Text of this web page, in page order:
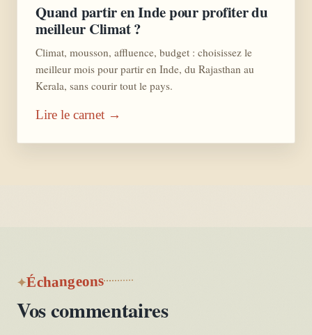
Quand partir en Inde pour profiter du
meilleur Climat ?
Climat, mousson, affluence, budget : choisissez le
meilleur mois pour partir en Inde, du Rajasthan au
Kerala, sans courir tout le pays.
Lire le carnet →
Échangeons
Vos commentaires